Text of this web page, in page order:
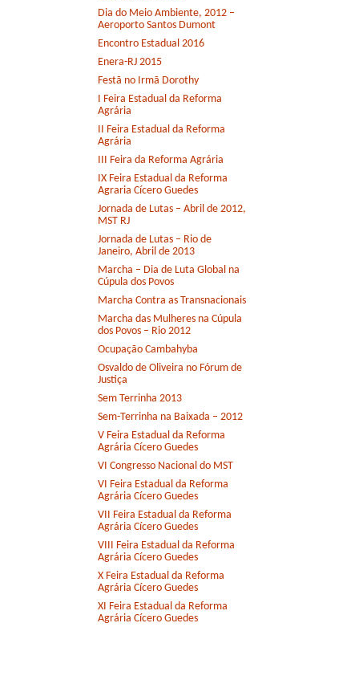
Dia do Meio Ambiente, 2012 –
Aeroporto Santos Dumont
Encontro Estadual 2016
Enera-RJ 2015
Festã no Irmã Dorothy
I Feira Estadual da Reforma
Agrária
II Feira Estadual da Reforma
Agrária
III Feira da Reforma Agrária
IX Feira Estadual da Reforma
Agraria Cícero Guedes
Jornada de Lutas – Abril de 2012,
MST RJ
Jornada de Lutas – Rio de
Janeiro, Abril de 2013
Marcha – Dia de Luta Global na
Cúpula dos Povos
Marcha Contra as Transnacionais
Marcha das Mulheres na Cúpula
dos Povos – Rio 2012
Ocupação Cambahyba
Osvaldo de Oliveira no Fórum de
Justiça
Sem Terrinha 2013
Sem-Terrinha na Baixada – 2012
V Feira Estadual da Reforma
Agrária Cícero Guedes
VI Congresso Nacional do MST
VI Feira Estadual da Reforma
Agrária Cícero Guedes
VII Feira Estadual da Reforma
Agrária Cícero Guedes
VIII Feira Estadual da Reforma
Agrária Cícero Guedes
X Feira Estadual da Reforma
Agrária Cícero Guedes
XI Feira Estadual da Reforma
Agrária Cícero Guedes